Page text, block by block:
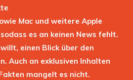
Mac und weitere Apple
es an keinen News fehlt.
einen Blick über den
Auch an exklusiven Inhalten
mangelt es nicht.